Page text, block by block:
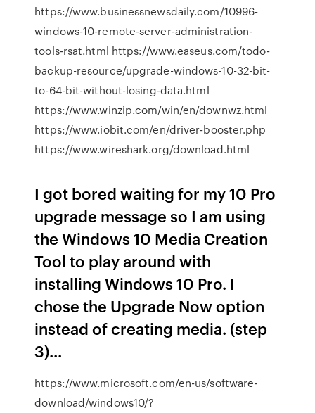
https://www.businessnewsdaily.com/10996-
windows-10-remote-server-administration-
tools-rsat.html https://www.easeus.com/todo-
backup-resource/upgrade-windows-10-32-bit-
to-64-bit-without-losing-data.html
https://www.winzip.com/win/en/downwz.html
https://www.iobit.com/en/driver-booster.php
https://www.wireshark.org/download.html
I got bored waiting for my 10 Pro
upgrade message so I am using
the Windows 10 Media Creation
Tool to play around with
installing Windows 10 Pro. I
chose the Upgrade Now option
instead of creating media. (step
3)...
https://www.microsoft.com/en-us/software-
download/windows10/?